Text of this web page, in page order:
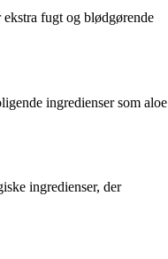
fugt og blødgørende
ingredienser som aloe
ingredienser, der